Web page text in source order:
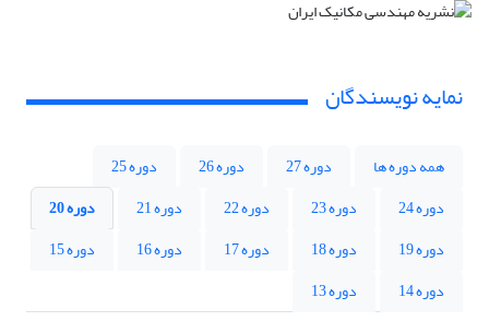
نمایه نویسندگان
همه دوره ها دوره 27 دوره 26
دوره 25
دوره 24
دوره 23 دوره 22 دوره 21
دوره 20
دوره 19
دوره 18 دوره 17 دوره 16
دوره 15
دوره 14
دوره 13